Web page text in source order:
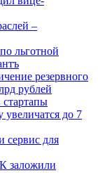
–
льготной
резервного
рублей
увеличатся до 7
сервис для
заложили